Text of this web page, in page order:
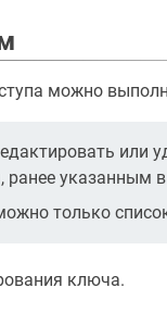
можно
или
ранее указанным
только
ключа.